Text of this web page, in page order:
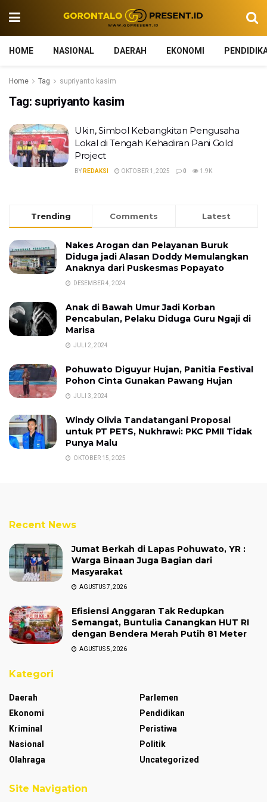
HOME NASIONAL DAERAH EKONOMI
Home Tag supriyanto kasim
Tag: supriyanto kasim
Ukin, Simbol Kebangkitan Pengusaha
Lokal di Tengah Kehadiran Pani Gold
Project
BY REDAKSI OKTOBER 1, 2025 0 1.9K
Trending Comments Latest
Nakes Arogan dan Pelayanan Buruk
Diduga jadi Alasan Doddy Memulangkan
Anaknya dari Puskesmas Popayato
DESEMBER 4, 2024
Anak di Bawah Umur Jadi Korban
Pencabulan, Pelaku Diduga Guru Ngaji di
Marisa
JULI 2, 2024
Pohuwato Diguyur Hujan, Panitia Festival
Pohon Cinta Gunakan Pawang Hujan
JULI 3, 2024
Windy Olivia Tandatangani Proposal
untuk PT PETS, Nukhrawi: PKC PMII Tidak
Punya Malu
OKTOBER 15, 2025
Recent News
Jumat Berkah di Lapas Pohuwato, YR :
Warga Binaan Juga Bagian dari
Masyarakat
AGUSTUS 7, 2026
Efisiensi Anggaran Tak Redupkan
Semangat, Buntulia Canangkan HUT RI
dengan Bendera Merah Putih 81 Meter
AGUSTUS 5, 2026
Kategori
Daerah
Ekonomi
Kriminal
Nasional
Olahraga
Parlemen
Pendidikan
Peristiwa
Politik
Uncategorized
Site Navigation